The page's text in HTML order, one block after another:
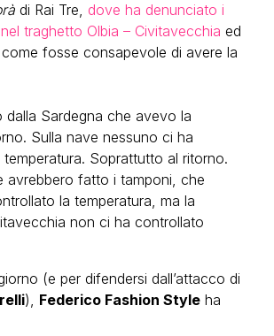
di Rai Tre, dove ha denunciato i
traghetto Olbia – Civitavecchia ed
fosse consapevole di avere la
dalla Sardegna che avevo la
Sulla nave nessuno ci ha
Soprattutto al ritorno.
avrebbero fatto i tamponi, che
la temperatura, ma la
non ci ha controllato
(e per difendersi dall’attacco di
), Federico Fashion Style ha